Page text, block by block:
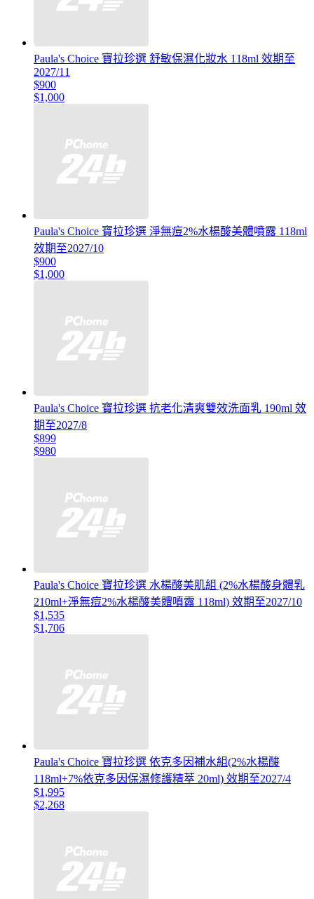
Paula's Choice 寶拉珍選 舒敏保濕化妝水 118ml 效期至
2027/11
$900
$1,000
Paula's Choice 寶拉珍選 淨無痘2%水楊酸美體噴露 118ml
效期至2027/10
$900
$1,000
Paula's Choice 寶拉珍選 抗老化清爽雙效洗面乳 190ml 效
期至2027/8
$899
$980
Paula's Choice 寶拉珍選 水楊酸美肌組 (2%水楊酸身體乳
210ml+淨無痘2%水楊酸美體噴露 118ml) 效期至2027/10
$1,535
$1,706
Paula's Choice 寶拉珍選 依克多因補水組(2%水楊酸
118ml+7%依克多因保濕修護精萃 20ml) 效期至2027/4
$1,995
$2,268